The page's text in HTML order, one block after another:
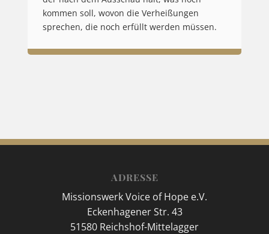
kommen soll, wovon die Verheißungen
sprechen, die noch erfüllt werden müssen.
ADRESSE
Missionswerk Voice of Hope e.V.
Eckenhagener Str. 43
51580 Reichshof-Mittelagger